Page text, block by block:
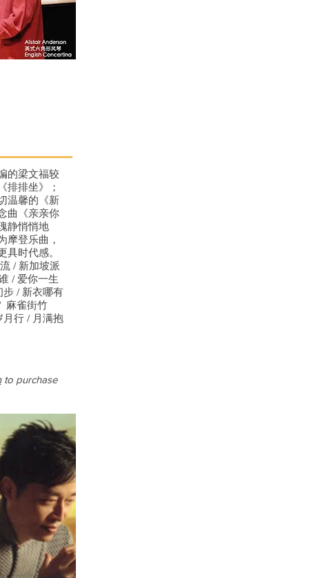
的梁文福较
排排坐》；
温馨的《新
曲《亲亲你
静悄悄地
摩登乐曲，
时代感。
/ 新加坡派
/ 爱你一生
/ 新衣哪有
麻雀街竹
行 / 月满抱
to purchase